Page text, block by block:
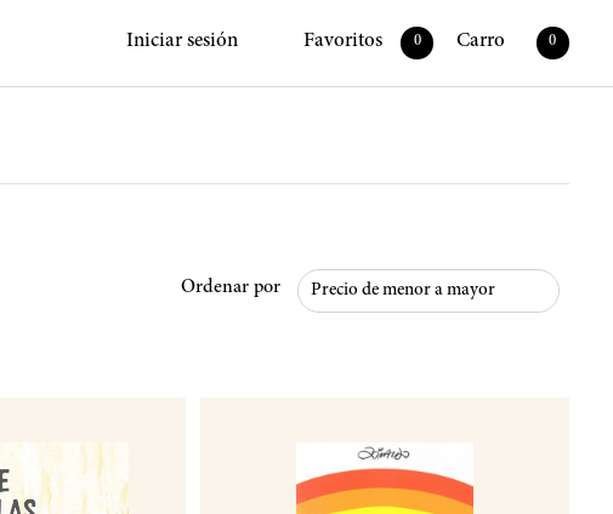
Iniciar sesión Favoritos 0 Carro 0
Ordenar por